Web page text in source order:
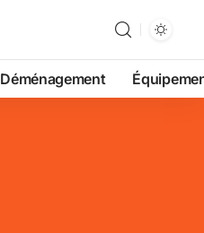
Déménagement